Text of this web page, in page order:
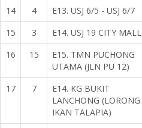
14 4 E13. USJ 6/5 - USJ 6/7
15
3 E14. USJ 19 CITY MALL
16
15
E15. TMN PUCHONG
UTAMA (JLN PU 12)
17 7
E14. KG BUKIT
LANCHONG (LORONG
IKAN TALAPIA)